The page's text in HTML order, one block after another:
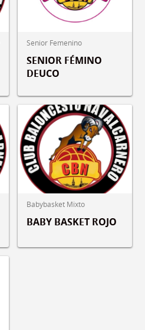
Senior Femenino
SENIOR FÉMINO
DEUCO
Babybasket Mixto
BABY BASKET ROJO